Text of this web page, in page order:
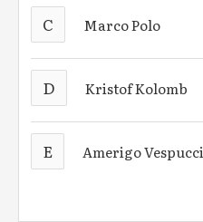
C Marco Polo
D Kristof Kolomb
E Amerigo Vespucci